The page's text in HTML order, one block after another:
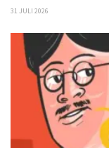
31 JULI 2026